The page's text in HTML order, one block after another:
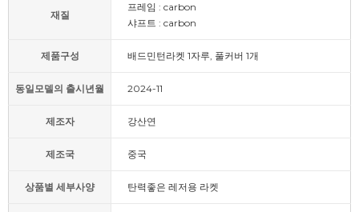
재질
프레임 : carbon
샤프트 : carbon
제품구성 배드민턴라켓 1자루, 풀커버 1개
동일모델의 출시년월 2024-11
제조자 강산연
제조국 중국
상품별 세부사양 탄력좋은 레저용 라켓